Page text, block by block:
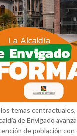
temas
de Envigado
de población con